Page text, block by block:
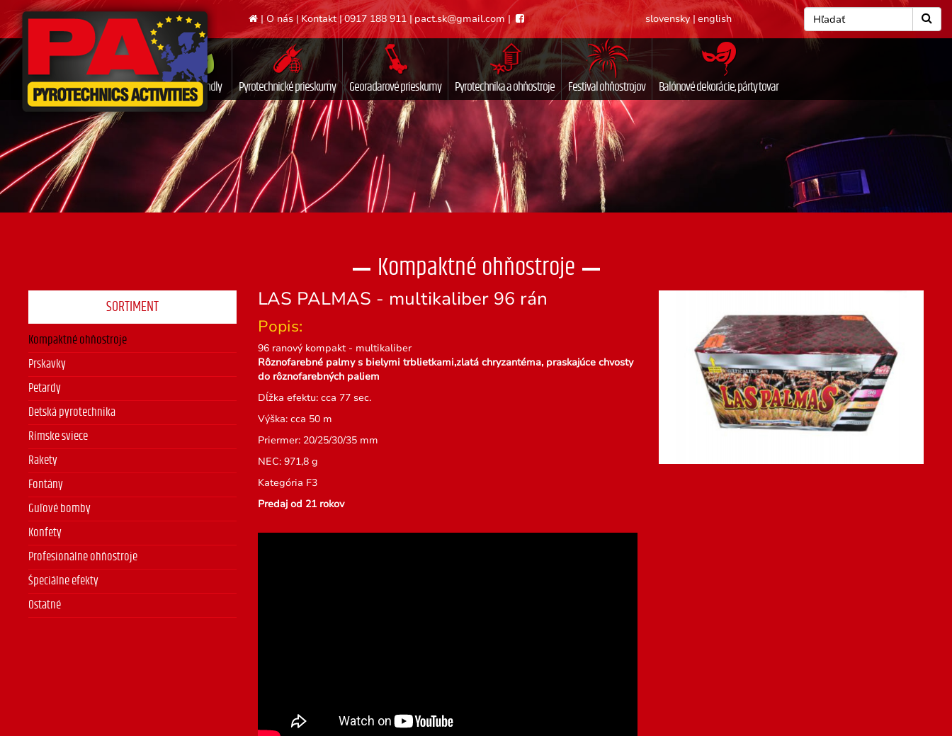
| O nás | Kontakt|0917 188 911| pact.sk@gmail.com| slovensky| english
Ecofriendly Pyrotechnické prieskumy Georadarové prieskumy Pyrotechnika a ohňostroje Festival ohňostrojov Balónové dekorácie, párty tovar
Kompaktné ohňostroje
SORTIMENT
Kompaktné ohňostroje
Prskavky
Petardy
Detská pyrotechnika
Rímske sviece
Rakety
Fontány
Guľové bomby
Konfety
Profesionálne ohňostroje
Špeciálne efekty
Ostatné
LAS PALMAS - multikaliber 96 rán
Popis:
96 ranový kompakt - multikaliber
Rôznofarebné palmy s bielymi trblietkami,zlatá chryzantéma, praskajúce chvosty
do rôznofarebných paliem
Dĺžka efektu: cca 77 sec.
Výška: cca 50 m
Priermer: 20/25/30/35 mm
NEC: 971,8 g
Kategória F3
Predaj od 21 rokov